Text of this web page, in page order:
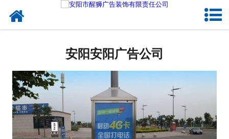
企业文化
诚聘英才
安阳安阳广告公司